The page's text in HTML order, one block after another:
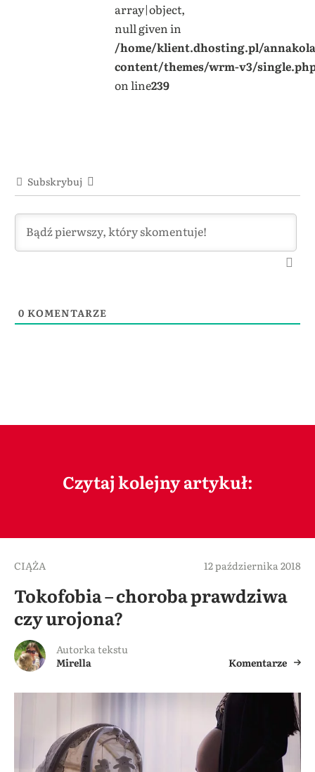
array|object,
null given in
/home/klient.dhosting.pl/
content/themes/wrm-v3/
on line239
Subskrybuj
0 KOMENTARZE
Czytaj kolejny artykuł:
CIĄŻA 12 października 2018
Tokofobia – choroba prawdziwa
czy urojona?
Autorka tekstu
Mirella
Komentarze